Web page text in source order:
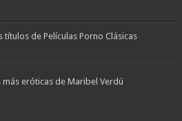
títulos de Películas Porno Clásicas
más eróticas de Maribel Verdú